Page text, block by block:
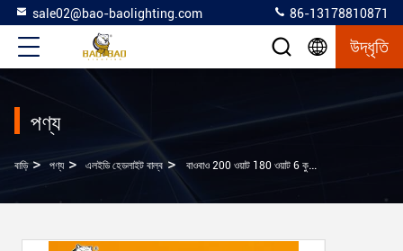
sale02@bao-baolighting.com 86-13178810871
উদ্ধৃতি
পণ্য
বাড়ি > পণ্য > এলইডি হেডলাইট বাল্ব > বাওবাও 200 ওয়াট 180 ওয়াট 6 কুপার আইপি 67 আইপি 68 ওয়াটারপ্রুফ অটো এলইডি হেডলাইট বাল্ব